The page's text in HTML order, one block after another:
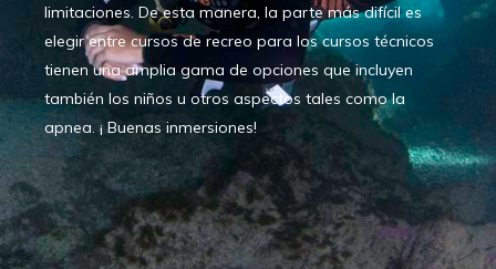
limitaciones. De esta manera, la parte más difícil es
elegir entre cursos de recreo para los cursos técnicos
tienen una amplia gama de opciones que incluyen
también los niños u otros aspectos tales como la
apnea. ¡ Buenas inmersiones!